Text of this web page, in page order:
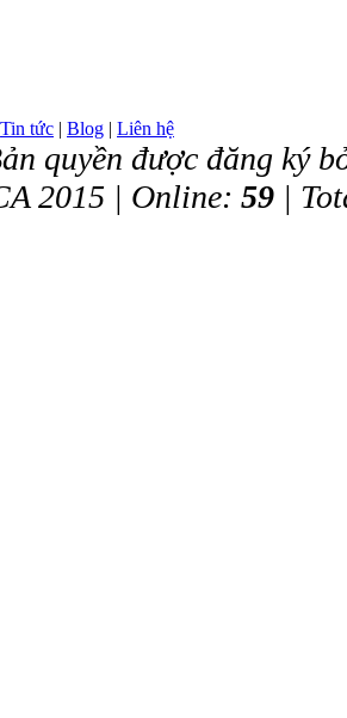
Tin tức | Blog | Liên hệ
quyền được đăng ký
2015 | Online: 59 |